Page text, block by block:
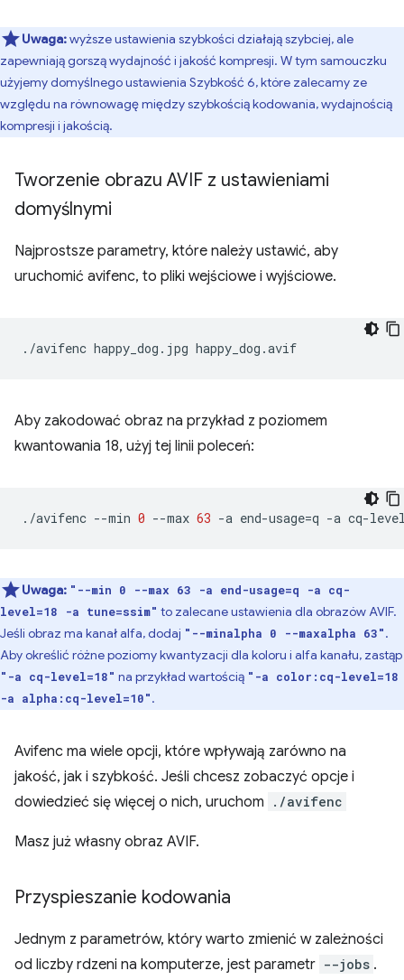
Uwaga:wyższe ustawienia szybkości działają szybciej, ale
zapewniają gorszą wydajność i jakość kompresji. W tym samouczku
użyjemy domyślnego ustawienia Szybkość 6, które zalecamy ze
względu na równowagę między szybkością kodowania, wydajnością
kompresji i jakością.
Tworzenie obrazu AVIF z ustawieniami
domyślnymi
Najprostsze parametry, które należy ustawić, aby
uruchomić avifenc, to pliki wejściowe i wyjściowe.
./avifenc happy_dog.jpg
Aby zakodować obraz na przykład z poziomem
kwantowania 18, użyj tej linii poleceń:
./avifenc --min 0 --max 63 -a end-usage=q -a cq-
Uwaga: "--min 0 --max 63 -a end-usage=q -a cq-
level=18 -a tune=ssim" to zalecane ustawienia dla obrazów AVIF.
Jeśli obraz ma kanał alfa, dodaj "--minalpha 0 --maxalpha 63".
Aby określić różne poziomy kwantyzacji dla koloru i alfa kanału, zastąp
"-a cq-level=18" na przykład wartością "-a color:cq-level=18
-a alpha:cq-level=10".
Avifenc ma wiele opcji, które wpływają zarówno na
jakość, jak i szybkość. Jeśli chcesz zobaczyć opcje i
dowiedzieć się więcej o nich, uruchom
./avifenc
Masz już własny obraz AVIF.
Przyspieszanie kodowania
Jednym z parametrów, który warto zmienić w zależności
od liczby rdzeni na komputerze, jest parametr --jobs .